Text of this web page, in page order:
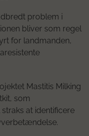
problem i
bliver som regel
for landmanden,
Mastitis Milking
som
at identificere